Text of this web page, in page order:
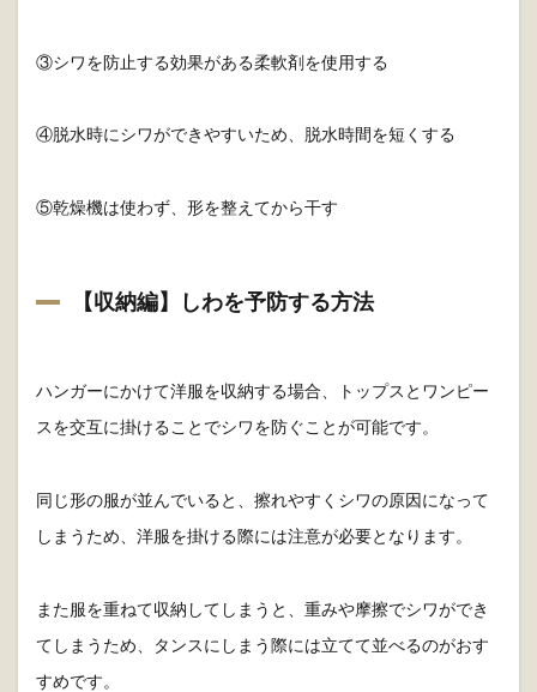
③シワを防止する効果がある柔軟剤を使用する
④脱水時にシワができやすいため、脱水時間を短くする
⑤乾燥機は使わず、形を整えてから干す
【収納編】しわを予防する方法
ハンガーにかけて洋服を収納する場合、トップスとワンピー
スを交互に掛けることでシワを防ぐことが可能です。
同じ形の服が並んでいると、擦れやすくシワの原因になって
しまうため、洋服を掛ける際には注意が必要となります。
また服を重ねて収納してしまうと、重みや摩擦でシワができ
てしまうため、タンスにしまう際には立てて並べるのがおす
すめです。